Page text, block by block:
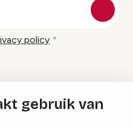
gebruik van
policy
Magazine